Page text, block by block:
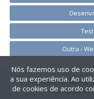
Outra -
@2014-2026
Termos de uso
Nós fazemos uso de
a sua experiência. Ao
de cookies de acordo